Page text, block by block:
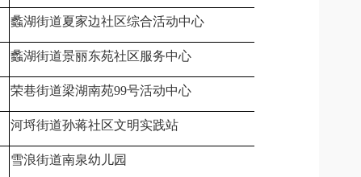
蠡湖街道夏家边社区综合活动中心
蠡湖街道景丽东苑社区服务中心
荣巷街道梁湖南苑99号活动中心
河埒街道孙蒋社区文明实践站
雪浪街道南泉幼儿园